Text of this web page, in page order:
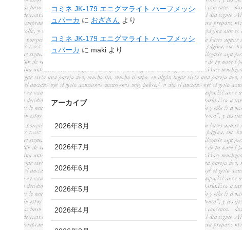
コミネ JK-179 エニグマライト ハーフメッシ
ュパーカ に おざさん より
コミネ JK-179 エニグマライト ハーフメッシ
ュパーカ に maki より
アーカイブ
2026年8月
2026年7月
2026年6月
2026年5月
2026年4月